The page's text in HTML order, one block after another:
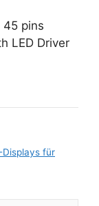
45 pins
LED Driver
Displays für